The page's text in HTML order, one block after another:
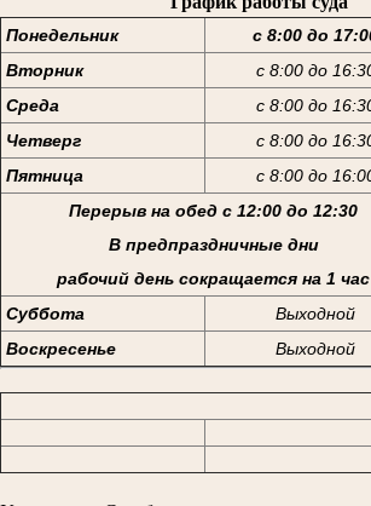
Понедельник
с 8:00 до
Вторник
с 8:00 до
Среда
с 8:00 до
Четверг
с 8:00 до
Пятница
с 8:00 до
Перерыв на обед с 12:00 до 12:30
В предпраздничные дни
рабочий день сокращается на 1 час
Суббота
Выходной
Воскресенье
Выходной